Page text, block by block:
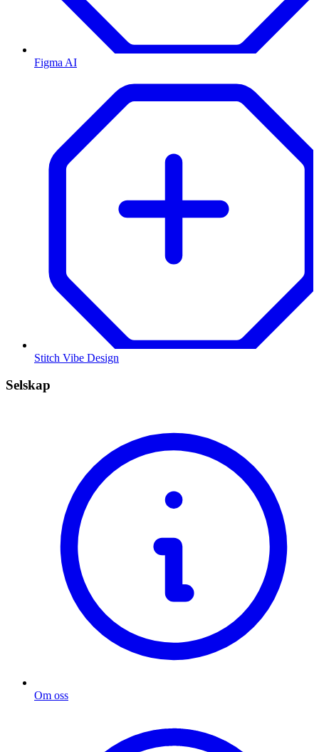
Figma AI
Stitch Vibe Design
Selskap
Om oss